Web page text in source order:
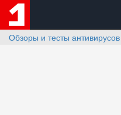
Обзоры и тесты антивирусов